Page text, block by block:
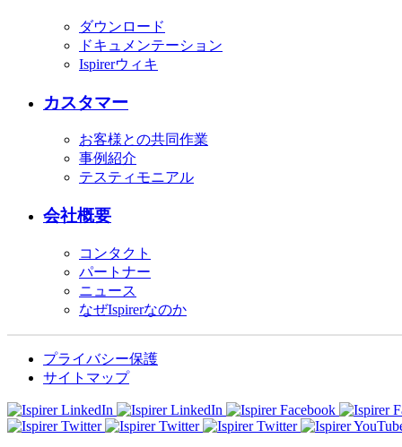
ダウンロード
ドキュメンテーション
Ispirerウィキ
カスタマー
お客様との共同作業
事例紹介
テスティモニアル
会社概要
コンタクト
パートナー
ニュース
なぜIspirerなのか
プライバシー保護
サイトマップ